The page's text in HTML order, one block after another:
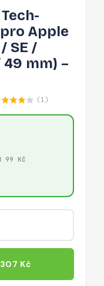
Apple
SE /
mm) –
(1)
99 Kč
307 Kč